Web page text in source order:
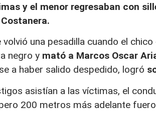
y el menor regresaban con
volvió una pesadilla cuando el
negro y mató a Marcos Oscar
a haber salido despedido, logró
asistían a las víctimas, el
200 metros más adelante